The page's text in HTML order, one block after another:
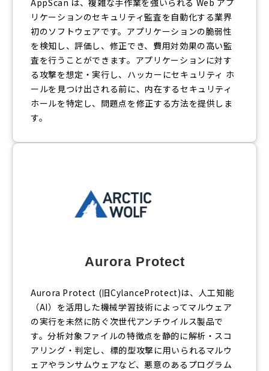
AppScan は、複雑な手作業を強いられる Web アプ
リケーションのセキュリティ監査を自動化する業界
初のソフトウェアです。アプリケーションの脆弱性
を検知し、評価し、修正でき、費用対効果の高い監
査を行うことができます。アプリケーションに対す
る攻撃を想定・実行し、ハッカーにセキュリティ ホ
ールを見つけ出される前に、内在するセキュリティ
ホールを特定し、問題点を修正する方法を提供しま
す。
Aurora Protect
Aurora Protect (旧CylanceProtect)は、人工知能
（AI）を活用した機械学習技術によってマルウェア
の実行を未然に防ぐ次世代アンチウイルス製品で
す。分析対象ファイルの特徴点を静的に解析・スコ
アリング・判定し、標的型攻撃に用いられるマルウ
ェアやランサムウェアなど、悪意のあるプログラム